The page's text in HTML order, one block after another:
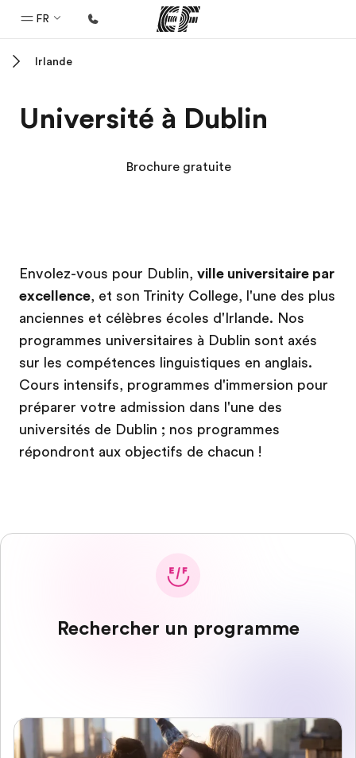
FR
Programmes
Qui sommes-nous ?
EF recrute
Irlande
Université à Dublin
Brochure gratuite
Envolez-vous pour Dublin, ville universitaire par
excellence, et son Trinity College, l'une des plus
anciennes et célèbres écoles d'Irlande. Nos
programmes universitaires à Dublin sont axés
sur les compétences linguistiques en anglais.
Cours intensifs, programmes d'immersion pour
préparer votre admission dans l'une des
universités de Dublin ; nos programmes
répondront aux objectifs de chacun !
Rechercher un programme